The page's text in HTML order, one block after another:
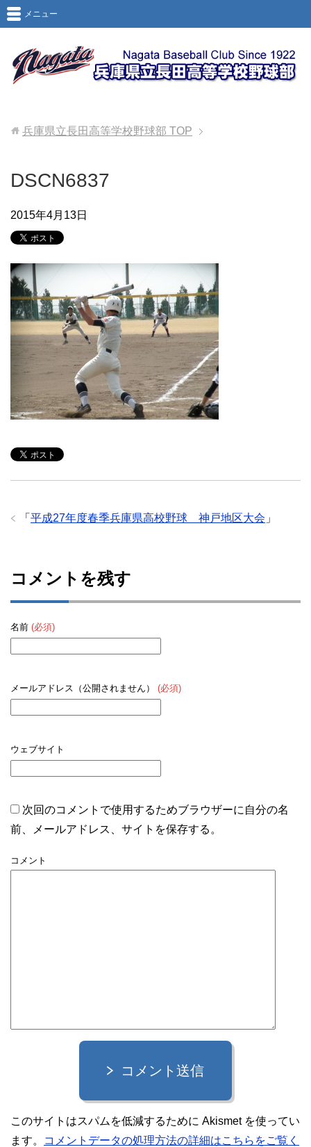
メニュー
兵庫県立長田高等学校野球部 TOP
DSCN6837
2015年4月13日
「 平成27年度春季兵庫県高校野球 神戸地区大会 」
コメントを残す
名前 (必須)
メールアドレス（公開されません） (必須)
ウェブサイト
次回のコメントで使用するためブラウザーに自分の名
前、メールアドレス、サイトを保存する。
コメント
コメント送信
このサイトはスパムを低減するために Akismet を使ってい
ます。
コメントデータの処理方法の詳細はこちらをご覧く